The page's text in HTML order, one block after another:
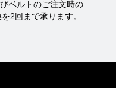
ベルトのご注文時の
2回まで承ります。